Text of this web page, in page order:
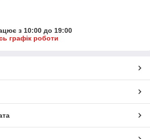
з 10:00 до 19:00
графік роботи